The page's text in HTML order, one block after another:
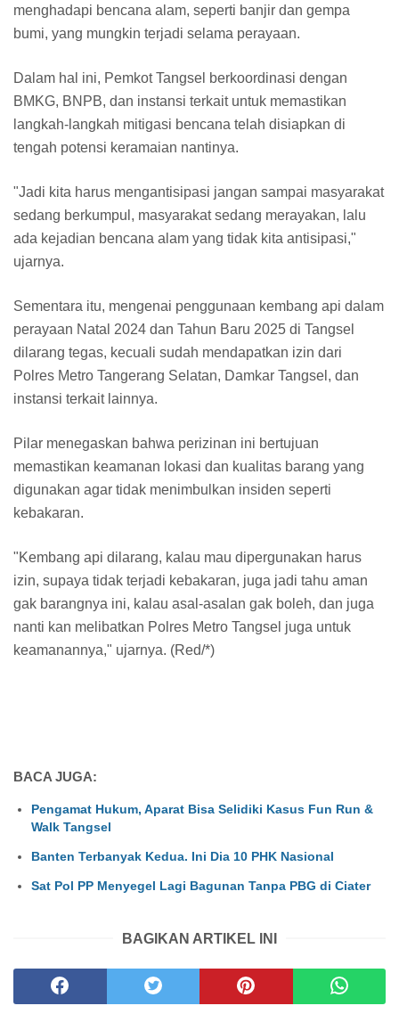
menghadapi bencana alam, seperti banjir dan gempa
bumi, yang mungkin terjadi selama perayaan.
Dalam hal ini, Pemkot Tangsel berkoordinasi dengan
BMKG, BNPB, dan instansi terkait untuk memastikan
langkah-langkah mitigasi bencana telah disiapkan di
tengah potensi keramaian nantinya.
"Jadi kita harus mengantisipasi jangan sampai masyarakat
sedang berkumpul, masyarakat sedang merayakan, lalu
ada kejadian bencana alam yang tidak kita antisipasi,"
ujarnya.
Sementara itu, mengenai penggunaan kembang api dalam
perayaan Natal 2024 dan Tahun Baru 2025 di Tangsel
dilarang tegas, kecuali sudah mendapatkan izin dari
Polres Metro Tangerang Selatan, Damkar Tangsel, dan
instansi terkait lainnya.
Pilar menegaskan bahwa perizinan ini bertujuan
memastikan keamanan lokasi dan kualitas barang yang
digunakan agar tidak menimbulkan insiden seperti
kebakaran.
"Kembang api dilarang, kalau mau dipergunakan harus
izin, supaya tidak terjadi kebakaran, juga jadi tahu aman
gak barangnya ini, kalau asal-asalan gak boleh, dan juga
nanti kan melibatkan Polres Metro Tangsel juga untuk
keamanannya," ujarnya. (Red/*)
BACA JUGA:
Pengamat Hukum, Aparat Bisa Selidiki Kasus Fun Run &
Walk Tangsel
Banten Terbanyak Kedua. Ini Dia 10 PHK Nasional
Sat Pol PP Menyegel Lagi Bagunan Tanpa PBG di Ciater
BAGIKAN ARTIKEL INI